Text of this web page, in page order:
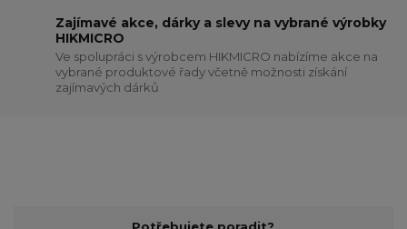
Zajímavé akce, dárky a slevy na vybrané výrobky
HIKMICRO
Ve spolupráci s výrobcem HIKMICRO nabízíme akce na
vybrané produktové řady včetně možnosti získání
zajímavých dárků
Potřebujete poradit?